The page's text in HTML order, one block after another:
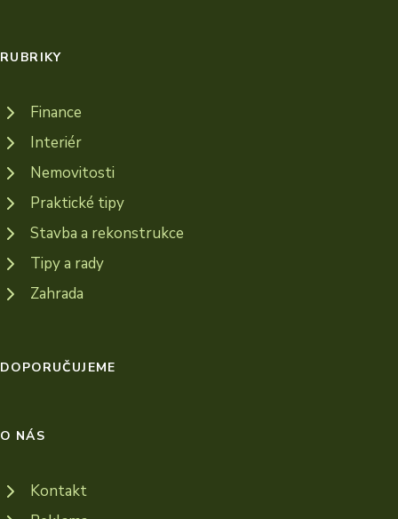
RUBRIKY
Finance
Interiér
Nemovitosti
Praktické tipy
Stavba a rekonstrukce
Tipy a rady
Zahrada
DOPORUČUJEME
O NÁS
Kontakt